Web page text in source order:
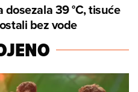
39 °C, tisuće
bez vode